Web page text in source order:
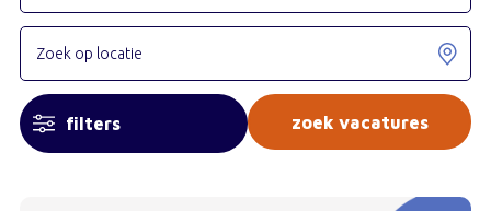
filters